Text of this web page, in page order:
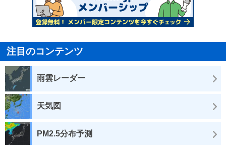
注目のコンテンツ
雨雲レーダー
天気図
PM2.5分布予測